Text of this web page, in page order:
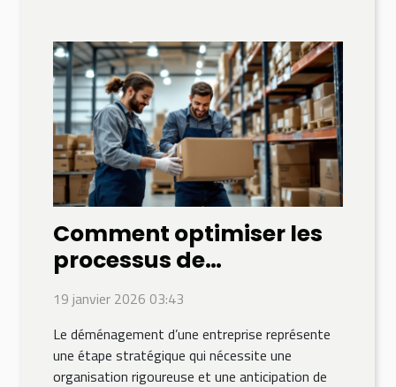
Comment optimiser les
processus de
déménagement pour les
entreprises ?
19 janvier 2026 03:43
Le déménagement d’une entreprise représente
une étape stratégique qui nécessite une
organisation rigoureuse et une anticipation de